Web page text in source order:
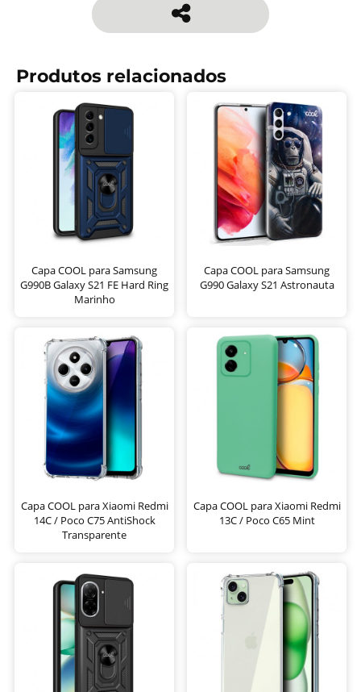
Produtos relacionados
Capa COOL para Samsung
G990B Galaxy S21 FE Hard Ring
Marinho
Capa COOL para Samsung
G990 Galaxy S21 Astronauta
Capa COOL para Xiaomi Redmi
14C / Poco C75 AntiShock
Transparente
Capa COOL para Xiaomi Redmi
13C / Poco C65 Mint